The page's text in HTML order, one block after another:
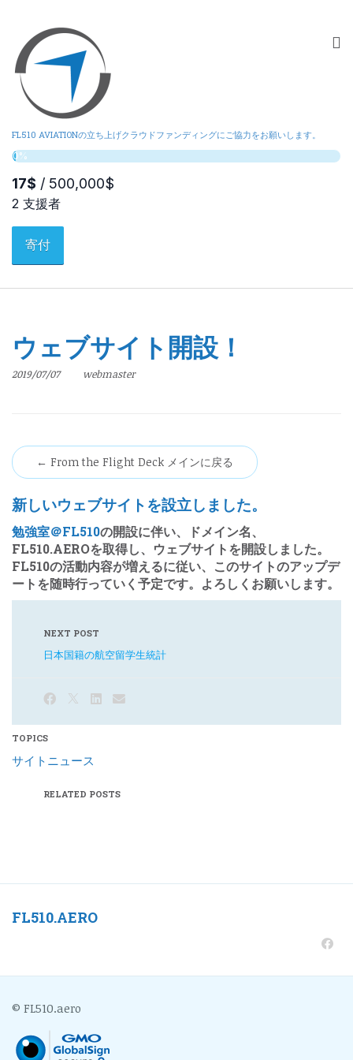
FL510 AVIATIONの立ち上げクラウドファンディングにご協力をお願いします。
寄付
ウェブサイト開設！
2019/07/07 webmaster
← From the Flight Deck メインに戻る
新しいウェブサイトを設立しました。
勉強室＠FL510の開設に伴い、ドメイン名、
FL510.AEROを取得し、ウェブサイトを開設しました。
FL510の活動内容が増えるに従い、このサイトのアップデ
ートを随時行っていく予定です。よろしくお願いします。
NEXT POST
日本国籍の航空留学生統計
TOPICS
サイトニュース
RELATED POSTS
FL510.AERO
© FL510.aero